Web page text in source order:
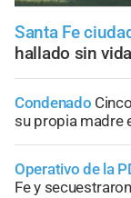
Santa Fe
hallado sin
Condenado
su propia madre
Operativo de la
Fe y